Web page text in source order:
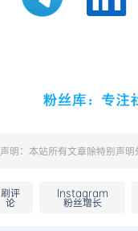
声明：本站所有文章除特别声明
刷评
论
Instagram
粉丝增长